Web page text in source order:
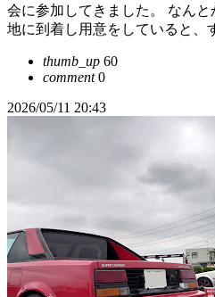
会に参加してきました。 なん
地に到着し用意をしていると、
thumb_up 60
comment0
2026/05/11 20:43